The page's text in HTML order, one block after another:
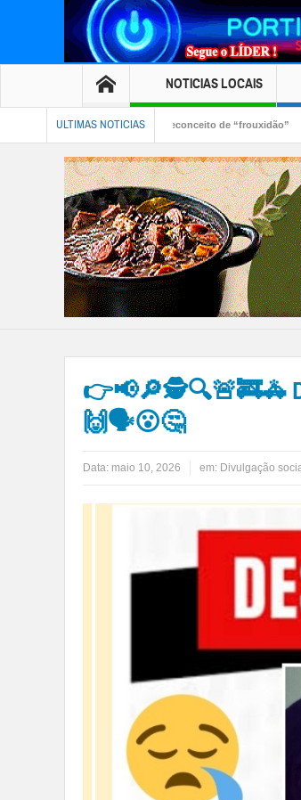
NOTICIAS LOCAIS
ULTIMAS NOTICIAS
desmistifica preconceito de “frouxidão”
óleo de cozinha aq na rua tá causando acidentes
👉📢🔎🕵🔍🚨🚒🚓
🙌🗣😮🤔
Data: maio 10, 2026 em: Divulgação